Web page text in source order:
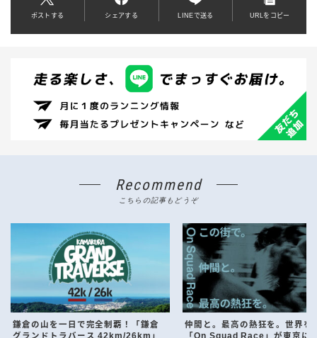
ポストする シェアする LINEで送る URLをコピー
Recommend
こちらの記事もどうぞ
鎌倉の山を一日で完全制覇！「鎌倉
グランドトラバース 42km/26km」
仲間と。最高の熱狂を。世界を
「On Squad Race」が東京に